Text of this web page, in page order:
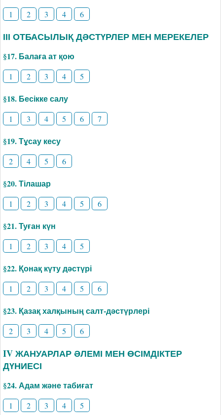
1 2 3 4 6
ІІІ ОТБАСЫЛЫҚ ДӘСТҮРЛЕР МЕН МЕРЕКЕЛЕР
§17. Балаға ат қою
1 2 3 4 5
§18. Бесікке салу
1 3 4 5 6 7
§19. Тұсау кесу
2 4 5 6
§20. Тілашар
1 2 3 4 5 6
§21. Туған күн
1 2 3 4 5
§22. Қонақ күту дәстүрі
1 2 3 4 5 6
§23. Қазақ халқының салт-дәстүрлері
2 3 4 5 6
IV ЖАНУАРЛАР ӘЛЕМІ МЕН ӨСІМДІКТЕР
ДҮНИЕСІ
§24. Адам және табиғат
1 2 3 4 5